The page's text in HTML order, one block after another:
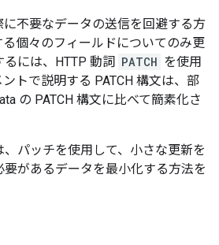
に不要なデータの送信を回避する方
個々のフィールドについてのみ更
には、HTTP 動詞 PATCH を使用
トで説明する PATCH 構文は、部
の PATCH 構文に比べて簡素化さ
パッチを使用して、小さな更新を
があるデータを最小化する方法を